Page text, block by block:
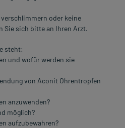
oder keine
Sie sich bitte an Ihren Arzt.
steht:
und wofür werden sie
von Aconit Ohrentropfen
anzuwenden?
möglich?
aufzubewahren?